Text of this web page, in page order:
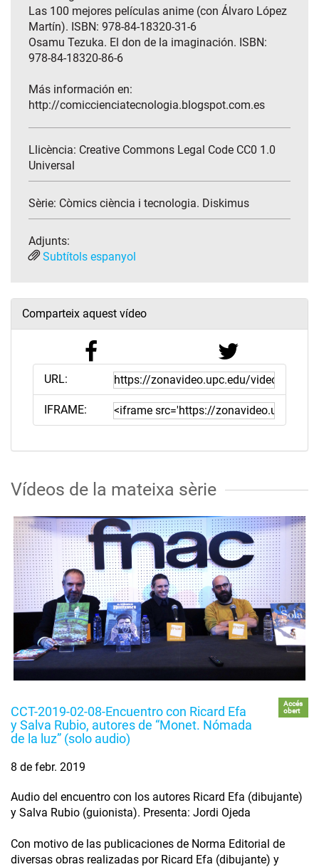
Las 100 mejores películas anime (con Álvaro López
Martín). ISBN: 978-84-18320-31-6
Osamu Tezuka. El don de la imaginación. ISBN:
978-84-18320-86-6
Más información en:
http://comiccienciatecnologia.blogspot.com.es
Llicència: Creative Commons Legal Code CC0 1.0
Universal
Sèrie: Còmics ciència i tecnologia. Diskimus
Adjunts:
Subtítols espanyol
Comparteix aquest vídeo
URL:
IFRAME:
Vídeos de la mateixa sèrie
CCT-2019-02-08-Encuentro con Ricard Efa
y Salva Rubio, autores de “Monet. Nómada
de la luz” (solo audio)
Accés
obert
8 de febr. 2019
Audio del encuentro con los autores Ricard Efa (dibujante)
y Salva Rubio (guionista). Presenta: Jordi Ojeda
Con motivo de las publicaciones de Norma Editorial de
diversas obras realizadas por Ricard Efa (dibujante) y